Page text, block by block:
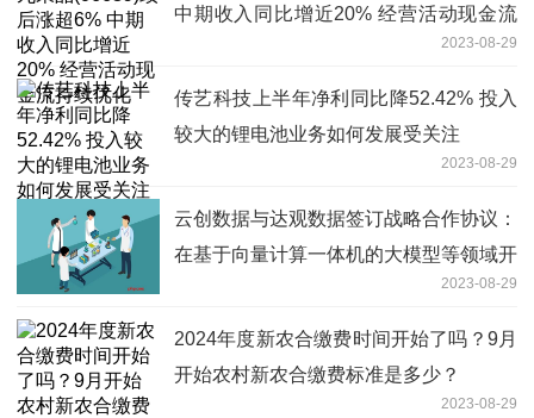
中期收入同比增近20% 经营活动现金流
2023-08-29
传艺科技上半年净利同比降52.42% 投入
较大的锂电池业务如何发展受关注
2023-08-29
云创数据与达观数据签订战略合作协议：
在基于向量计算一体机的大模型等领域开
2023-08-29
2024年度新农合缴费时间开始了吗？9月
开始农村新农合缴费标准是多少？
2023-08-29